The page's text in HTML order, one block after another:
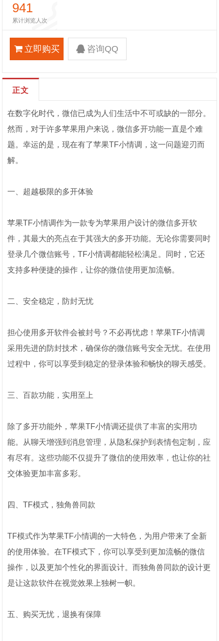
941
累计浏览人次
立即购买 咨询QQ
正文
在数字化时代，微信已成为人们生活中不可或缺的一部分。
然而，对于许多苹果用户来说，微信多开功能一直是个难
题。幸运的是，现在有了苹果TF小情调，这一问题迎刃而
解。
一、超越极限的多开体验
苹果TF小情调作为一款专为苹果用户设计的微信多开软
件，其最大的亮点在于其强大的多开功能。无论你需要同时
登录几个微信账号，TF小情调都能轻松满足。同时，它还
支持多种便捷的操作，让你的微信使用更加流畅。
二、安全稳定，防封无忧
担心使用多开软件会被封号？不必再忧虑！苹果TF小情调
采用先进的防封技术，确保你的微信账号安全无忧。在使用
过程中，你可以享受到稳定的登录体验和畅快的聊天感受。
三、百款功能，实用至上
除了多开功能外，苹果TF小情调还提供了丰富的实用功
能。从聊天增强到消息管理，从隐私保护到表情包定制，应
有尽有。这些功能不仅提升了微信的使用效率，也让你的社
交体验更加丰富多彩。
四、TF模式，独角兽同款
TF模式作为苹果TF小情调的一大特色，为用户带来了全新
的使用体验。在TF模式下，你可以享受到更加流畅的微信
操作，以及更加个性化的界面设计。而独角兽同款的设计更
是让这款软件在视觉效果上独树一帜。
五、购买无忧，退换有保障